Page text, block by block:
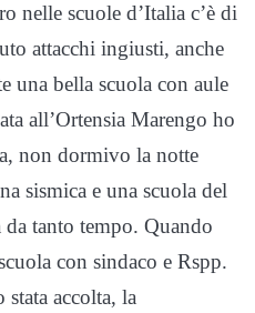
nelle scuole d’Italia c’è di
attacchi ingiusti, anche
una bella scuola con aule
all’Ortensia Marengo ho
non dormivo la notte
sismica e una scuola del
da tanto tempo. Quando
con sindaco e Rspp.
stata accolta, la